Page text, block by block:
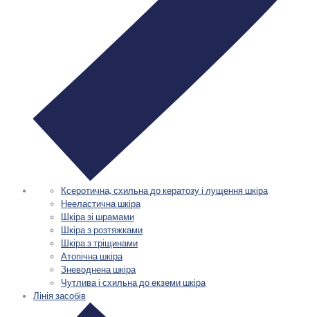
Ксеротична, схильна до кератозу і лущення шкіра
Нееластична шкіра
Шкіра зі шрамами
Шкіра з розтяжками
Шкіра з тріщинами
Атопічна шкіра
Зневоднена шкіра
Чутлива і схильна до екземи шкіра
Лінія засобів